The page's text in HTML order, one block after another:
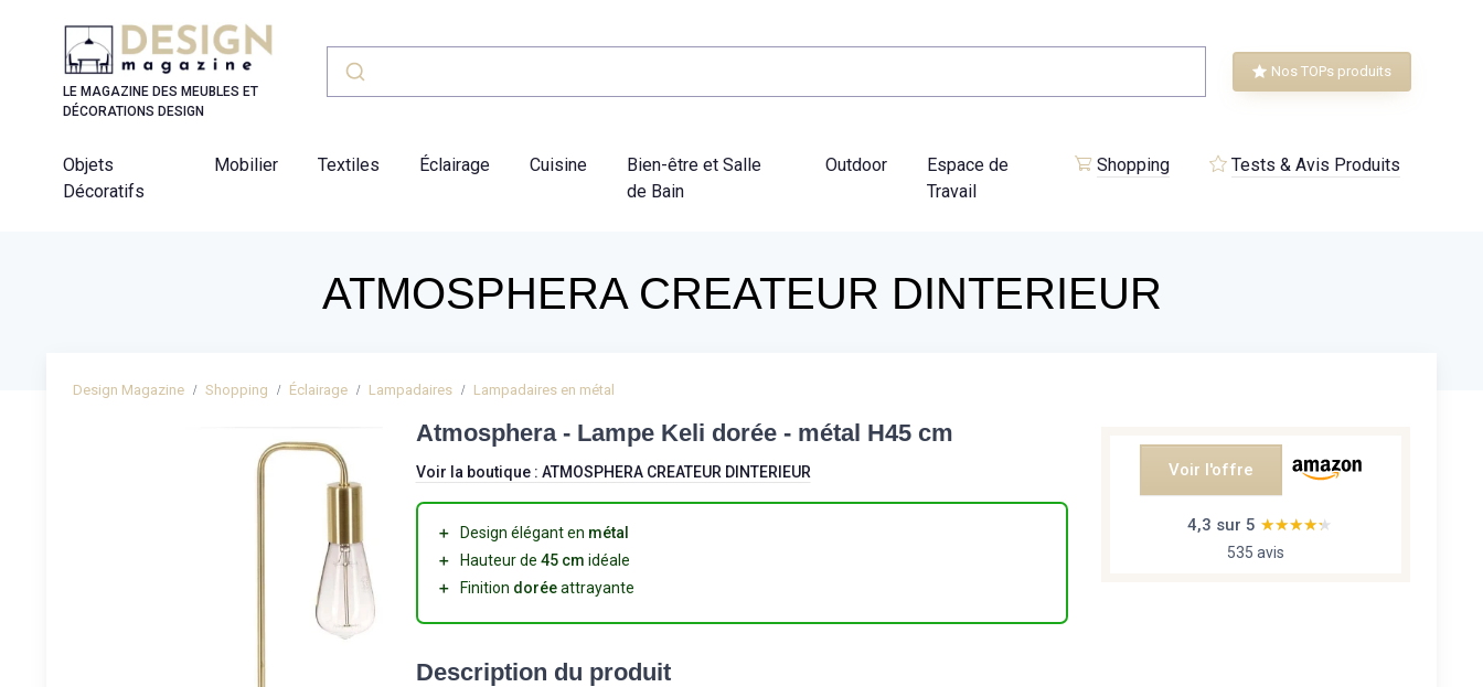
LE MAGAZINE DES MEUBLES ET
DÉCORATIONS DESIGN
Nos TOPs produits
Objets
Décoratifs
Mobilier Textiles Éclairage Cuisine
Bien-être et Salle
de Bain
Outdoor
Espace de
Travail
Shopping Tests & Avis Produits
ATMOSPHERA CREATEUR DINTERIEUR
Design Magazine Shopping Éclairage Lampadaires Lampadaires en métal
Voir l'offre
4,3 sur 5 ★★★★★
★★★★★
535 avis
Atmosphera - Lampe Keli dorée - métal H45 cm
Voir la boutique : ATMOSPHERA CREATEUR DINTERIEUR
＋ Design élégant en métal
＋
Hauteur de 45 cm idéale
＋
Finition doréeattrayante
Description du produit